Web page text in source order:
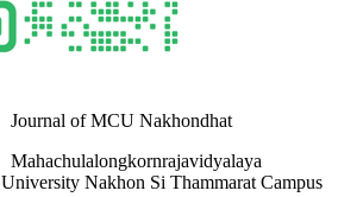
Journal of MCU Nakhondhat
Mahachulalongkornrajavidyalaya
University Nakhon Si Thammarat Campus